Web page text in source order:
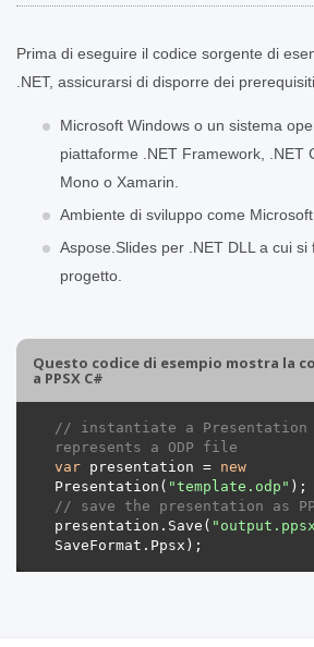
Prima di eseguire il codice sorgente di
.NET, assicurarsi di disporre dei
Microsoft Windows o un sistema
piattaforme .NET Framework, .NET
Mono o Xamarin.
Ambiente di sviluppo come Microsoft
Aspose.Slides per .NET DLL a cui
progetto.
Questo codice di esempio mostra la
a PPSX C#
// instantiate a Presentation
represents a ODP file
var presentation = new
Presentation( "template.odp"
// save the presentation as
presentation.Save(